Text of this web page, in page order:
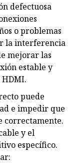
defectuosa
o problemas
la interferencia
mejorar las
estable y
puede
e impedir que
correctamente.
y el
específico.